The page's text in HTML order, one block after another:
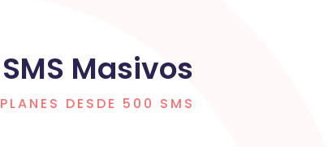
SMS Masivos
PLANES DESDE 500 SMS